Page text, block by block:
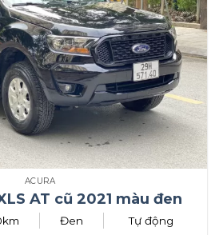
ACURA
AT cũ 2021 màu đen
Đen Tự động